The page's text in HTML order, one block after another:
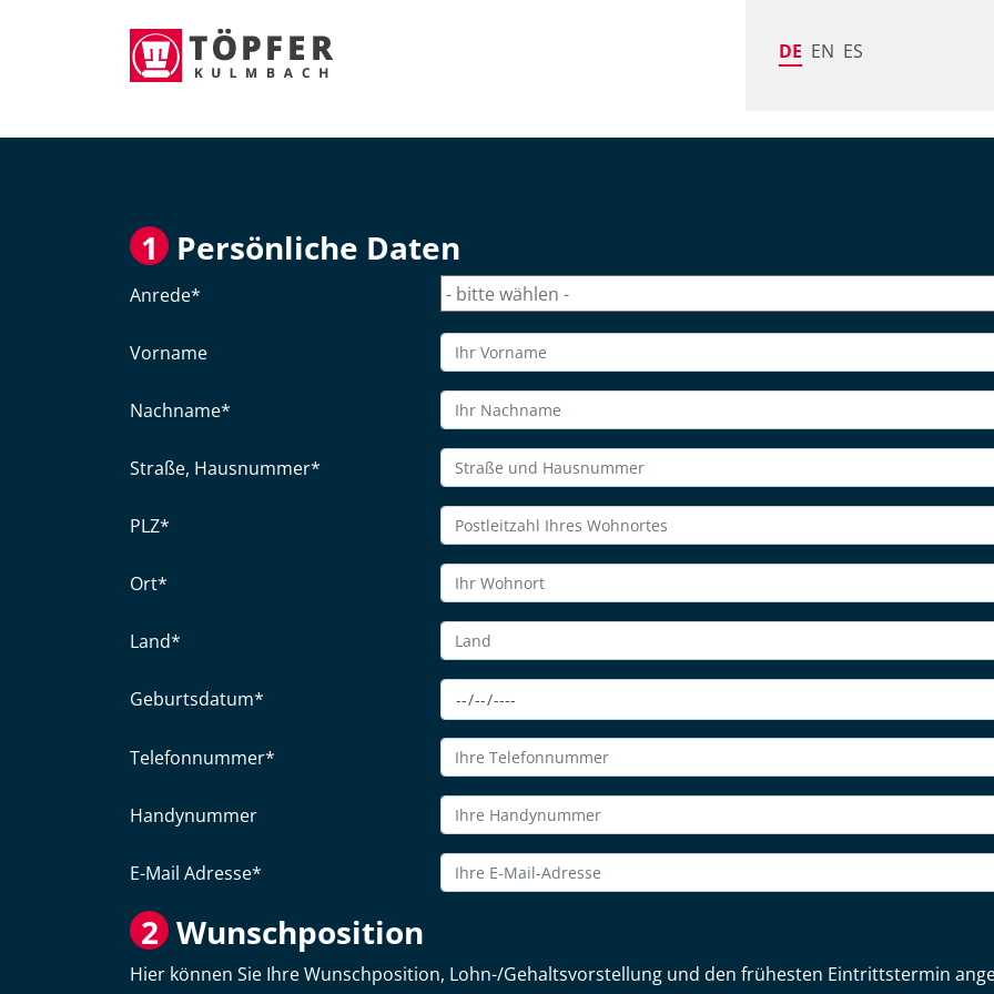
DE EN ES
1 Persönliche Daten
Anrede*
Vorname
Nachname*
Straße, Hausnummer*
PLZ*
Ort*
Land*
Geburtsdatum*
Telefonnummer*
Handynummer
E-Mail Adresse*
2 Wunschposition
Hier können Sie Ihre Wunschposition, Lohn-/Gehaltsvorstellung und den frühesten Eintrittstermin